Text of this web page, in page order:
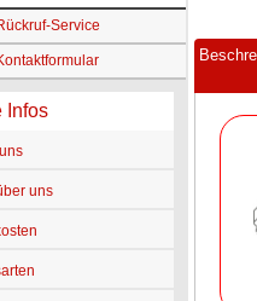
Service
Infos
uns